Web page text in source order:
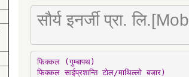
सौर्य इनर्जी प्रा.
फिक्कल (गुम्बापथ)
फिक्कल साईप्रशान्ति टोल/माथिल्लो बजार)